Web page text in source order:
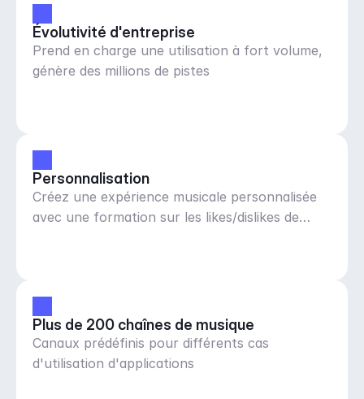
Évolutivité d'entreprise
Prend en charge une utilisation à fort volume,
génère des millions de pistes
Personnalisation
Créez une expérience musicale personnalisée
avec une formation sur les likes/dislikes de
Plus de 200 chaînes de musique
Canaux prédéfinis pour différents cas
d'utilisation d'applications